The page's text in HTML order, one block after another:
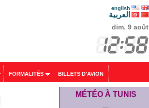
english
العربية
dim. 9 août
FORMALITÉS BILLETS D'AVION
MÉTÉO À TUNIS